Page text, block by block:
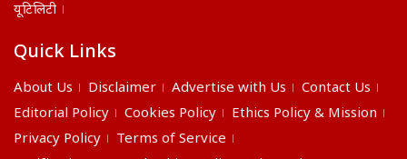
यूटिलिटी
Quick Links
About Us Disclaimer Advertise with Us
Contact Us
Editorial Policy
Cookies Policy
Ethics Policy & Mission
Privacy Policy
Terms of Service